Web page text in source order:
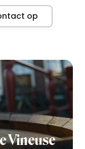
op
Vineuse